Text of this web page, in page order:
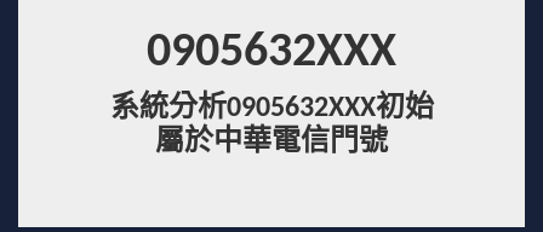
0905632XXX
系統分析0905632XXX初始
屬於中華電信門號